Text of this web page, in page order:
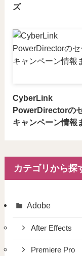
ズ
CyberLink
PowerDirectorの
キャンペーン情報
カテゴリから探
Adobe
After Effects
Premiere Pro